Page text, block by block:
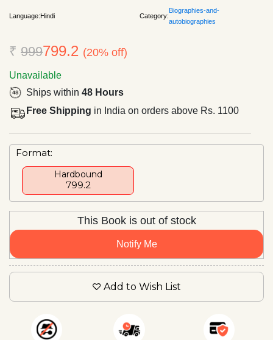
Language:Hindi Category:
Biographies-and-
autobiographies
₹ 999799.2 (20% off)
Unavailable
Ships within 48 Hours
Free Shipping in India on orders above Rs. 1100
Format:
Hardbound
₹799.2
This Book is out of stock
Notify Me
Add to Wish List